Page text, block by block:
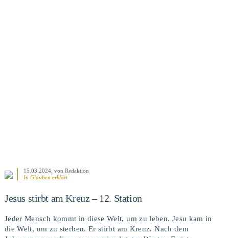
15.03.2024, von Redaktion
In Glauben erklärt
Jesus stirbt am Kreuz – 12. Station
Jeder Mensch kommt in diese Welt, um zu leben. Jesu kam in
die Welt, um zu sterben. Er stirbt am Kreuz. Nach dem